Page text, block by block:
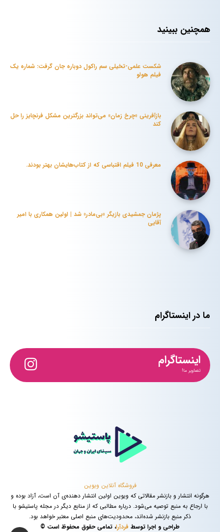
همچنین ببینید
شکست علمی-تخیلی سم راکول دوباره جان گرفت: شماره یک
فیلم هولو
بازآفرینی «چرخ زمان» می‌تواند بزرگترین مشکل فرنچایز را حل
کند
معرفی 10 فیلم‌ اقتباسی که از کتاب‌هایشان بهتر بودند.
پژمان جمشیدی بازیگر «بی‌مادر» شد | اولین همکاری با امیر
آقایی
ما در اینستاگرام
اینستاگرام
تصاویر ما!
فروشگاه آنلاین ویوین
هرگونه انتشار و بازنشر مقالاتی که ویوین اولین انتشار دهنده‌ی آن است، آزاد بوده و
با ارجاع به منبع توصیه می‌شود. درباره مطالبی که از منابع دیگر در مجله پاستیشو با
ذکر منبع بازنشر شده‌اند، محدودیت‌های منبع اصلی معتبر خواهد بود.
طراحی و اجرا توسط فردآرا، تمامی حقوق محفوظ است ©